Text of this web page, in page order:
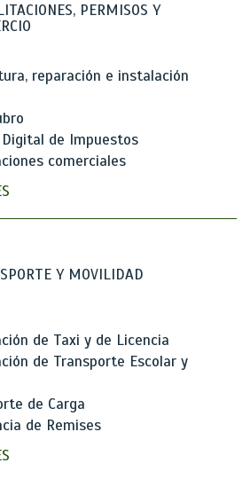
PERMISOS Y
reparación e instalación
de Impuestos
comerciales
Y MOVILIDAD
de Taxi y de Licencia
de Transporte Escolar y
de Carga
de Remises